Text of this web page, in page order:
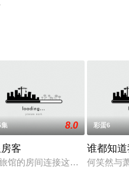
剧情已揭晓（全24集），
多剧情信息可移步至豆
安排向其提出离职，却意外
集 8.0
客
馆的房间连接这两个平行世界
彩蛋6
谁都知
何笑然与